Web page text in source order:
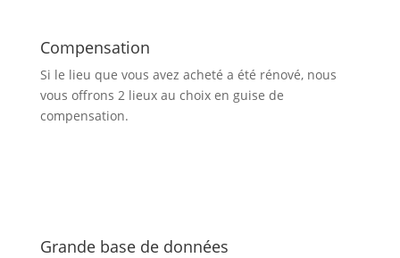
Compensation
Si le lieu que vous avez acheté a été rénové, nous
vous offrons 2 lieux au choix en guise de
compensation.
Grande base de données